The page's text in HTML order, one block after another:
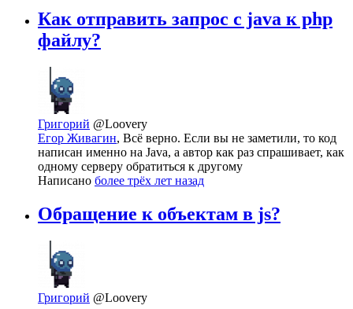
Как отправить запрос с java к php
файлу?
Григорий @Loovery
Егор Живагин, Всё верно. Если вы не заметили, то код
написан именно на Java, а автор как раз спрашивает, как
одному серверу обратиться к другому
Написано более трёх лет назад
Обращение к объектам в js?
Григорий @Loovery